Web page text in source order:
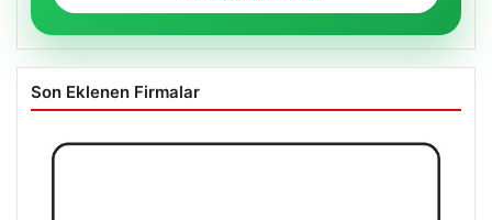
Son Eklenen Firmalar